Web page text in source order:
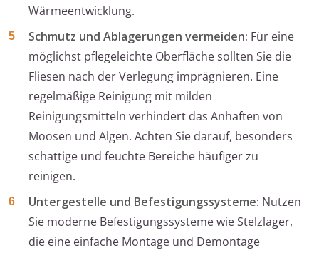
Wärmeentwicklung.
Schmutz und Ablagerungen vermeiden: Für eine
möglichst pflegeleichte Oberfläche sollten Sie die
Fliesen nach der Verlegung imprägnieren. Eine
regelmäßige Reinigung mit milden
Reinigungsmitteln verhindert das Anhaften von
Moosen und Algen. Achten Sie darauf, besonders
schattige und feuchte Bereiche häufiger zu
reinigen.
Untergestelle und Befestigungssysteme: Nutzen
Sie moderne Befestigungssysteme wie Stelzlager,
die eine einfache Montage und Demontage